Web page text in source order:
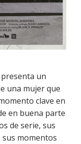
un
una mujer que
clave en
en buena parte
de serie, sus
momentos